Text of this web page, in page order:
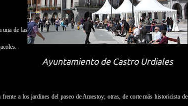
Ayuntamiento de Castro Urdiales
una de las
a los jardines del paseo de Amestoy; otras, de corte más historicista de